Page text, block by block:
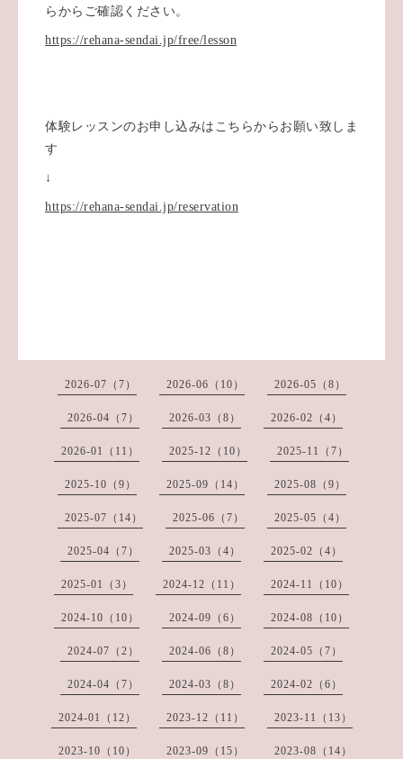
らからご確認ください。
https://rehana-sendai.jp/free/lesson
体験レッスンのお申し込みはこちらからお願い致しま
す
↓
https://rehana-sendai.jp/reservation
2026-07（7） 2026-06（10） 2026-05（8）
2026-04（7） 2026-03（8） 2026-02（4）
2026-01（11） 2025-12（10） 2025-11（7）
2025-10（9） 2025-09（14） 2025-08（9）
2025-07（14） 2025-06（7） 2025-05（4）
2025-04（7） 2025-03（4） 2025-02（4）
2025-01（3） 2024-12（11） 2024-11（10）
2024-10（10） 2024-09（6） 2024-08（10）
2024-07（2） 2024-06（8） 2024-05（7）
2024-04（7） 2024-03（8） 2024-02（6）
2024-01（12） 2023-12（11） 2023-11（13）
2023-10（10） 2023-09（15） 2023-08（14）